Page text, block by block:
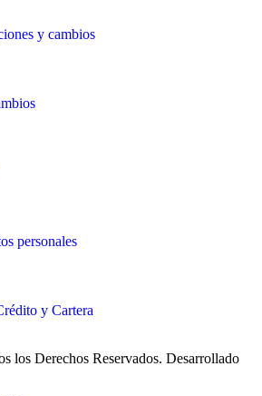
y cambios
personales
y Cartera
los Derechos Reservados. Desarrollado